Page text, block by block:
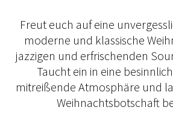
Freut euch auf eine
moderne und klassische
jazzigen und erfrischenden
Taucht ein in eine
mitreißende Atmosphäre und
Weihnachtsbotschaft